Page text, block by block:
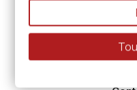
L’aquarelle
Le vocabulaire
Différence entre
Préparer une toile